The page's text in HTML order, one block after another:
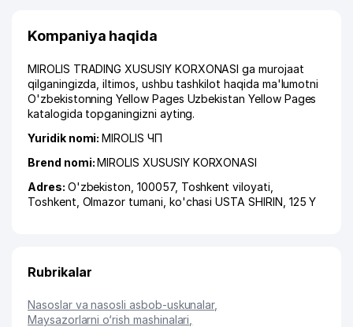
Kompaniya haqida
MIROLIS TRADING XUSUSIY KORXONASI ga murojaat
qilganingizda, iltimos, ushbu tashkilot haqida ma'lumotni
O'zbekistonning Yellow Pages Uzbekistan Yellow Pages
katalogida topganingizni ayting.
Yuridik nomi:MIROLIS ЧП
Brend nomi:MIROLIS XUSUSIY KORXONASI
Adres: O'zbekiston, 100057, Toshkent viloyati
Toshkent Olmazor tumani ko'chasi USTA SHIRIN , 125 Y
Rubrikalar
Nasoslar va nasosli asbob-uskunalar,
Maysazorlarni o‘rish mashinalari